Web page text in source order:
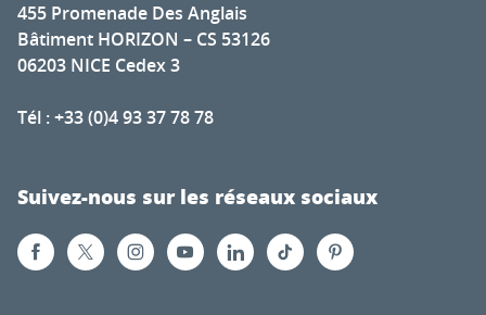
455 Promenade Des Anglais
Bâtiment HORIZON – CS 53126
06203 NICE Cedex 3
Tél : +33 (0)4 93 37 78 78
Suivez-nous sur les réseaux sociaux